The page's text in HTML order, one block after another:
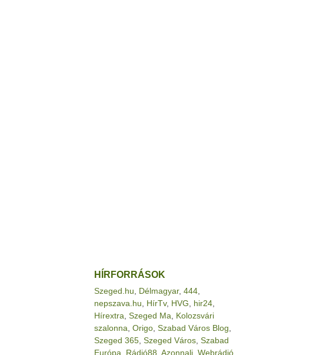
HÍRFORRÁSOK
Szeged.hu Délmagyar, 444
nepszava.hu
HírTv, HVG hir24
Hírextra Szeged Ma
Kolozsvári
szalonna Origo Szabad Város Blog
Szeged 365 Szeged Város Szabad
Európa
Rádió88 Azonnali Webrádió